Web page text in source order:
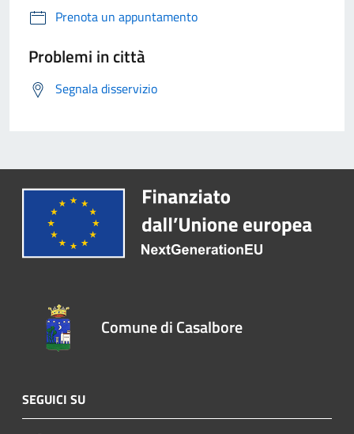
Prenota un appuntamento
Problemi in città
Segnala disservizio
Comune di Casalbore
SEGUICI SU